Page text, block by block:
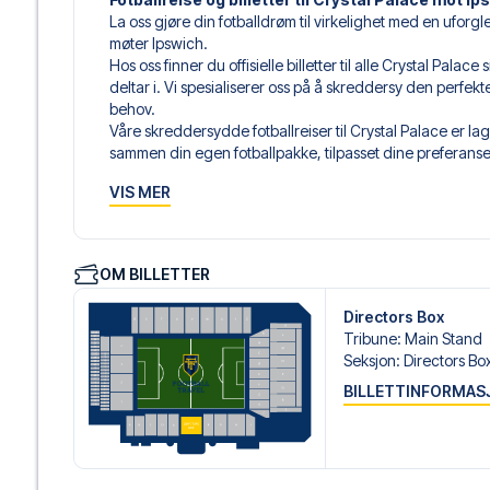
La oss gjøre din fotballdrøm til virkelighet med en
møter Ipswich.
Hos oss finner du offisielle billetter til alle Crystal
deltar i. Vi spesialiserer oss på å skreddersy den
behov.
Våre skreddersydde fotballreiser til Crystal Palace er
sammen din egen fotballpakke, tilpasset dine
Når du velger billettype, kan du se hvilken seksjon du
til lounge og/eller mat og drikke. Hvis dette er
Vi tilbyr et bredt utvalg av håndplukkede hoteller i
luksuriøse 5-stjerners hoteller til sjarmerende
reisende. Vi tar hensyn til beliggenhet, komfort og
best. Foretrekker du et spesifikt hotell vi ikke tilbyr, så
Vi tilbyr fotballpakker til Crystal Palace både med og
Velger du en av våre komplette pakker med fly, mottar
flydetaljer sammen med reisedokumentene dine – slik
fotballopplevelsen.
Trygg booking og personlig service
VIS MER
OM BILLETTER
Directors Box
Tribune: Main Stand
Seksjon: Directors